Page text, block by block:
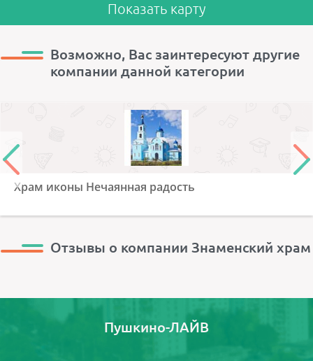
Показать карту
Возможно, Вас заинтересуют другие
компании данной категории
Храм иконы Нечаянная радость
Отзывы о компании Знаменский храм
Пушкино-ЛАЙВ